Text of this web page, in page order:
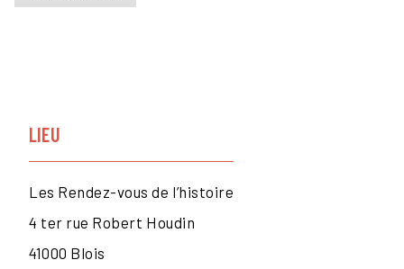
LIEU
Les Rendez-vous de l’histoire
4 ter rue Robert Houdin
41000 Blois